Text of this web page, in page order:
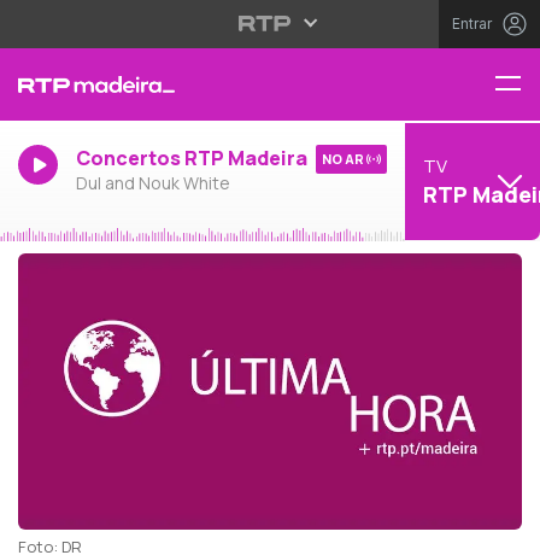
Entrar
Concertos RTP Madeira
Dul and Nouk White
NO AR TV
RTP
Foto: DR